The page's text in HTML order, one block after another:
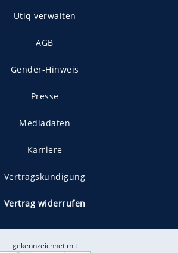
Utiq verwalten
AGB
Gender-Hinweis
Presse
Mediadaten
Karriere
Vertragskündigung
Vertrag widerrufen
gekennzeichnet mit